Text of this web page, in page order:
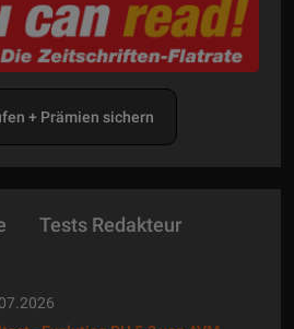
+ Prämien sichern
Tests Redakteur